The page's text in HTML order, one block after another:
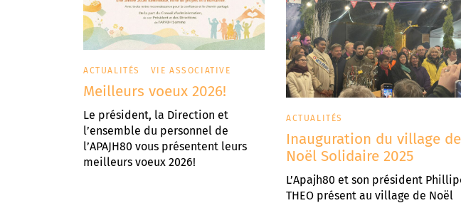
ACTUALITÉS VIE ASSOCIATIVE
Meilleurs voeux 2026!
Le président, la Direction et
l’ensemble du personnel de
l’APAJH80 vous présentent leurs
meilleurs voeux 2026!
ACTUALITÉS
Inauguration du village de
Noël Solidaire 2025
L’Apajh80 et son président
THEO présent au village de Noël